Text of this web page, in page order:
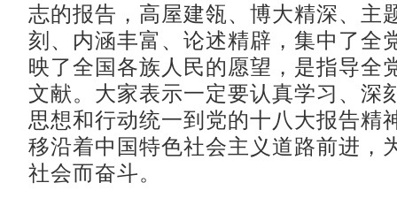
志的报告，高屋建瓴、博大精深、主
刻、内涵丰富、论述精辟，集中了全
映了全国各族人民的愿望，是指导全
文献。大家表示一定要认真学习、深
思想和行动统一到党的十八大报告精
移沿着中国特色社会主义道路前进，
社会而奋斗。